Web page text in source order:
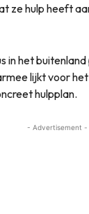
ze hulp heeft
in het
lijkt voor
hulpplan.
- Advertisement -